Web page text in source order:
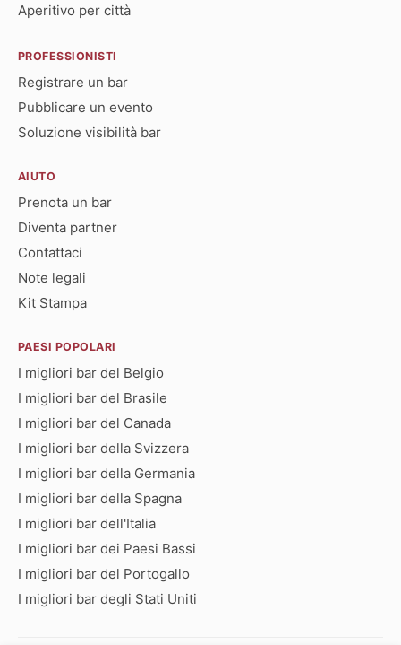
Aperitivo per città
PROFESSIONISTI
Registrare un bar
Pubblicare un evento
Soluzione visibilità bar
AIUTO
Prenota un bar
Diventa partner
Contattaci
Note legali
Kit Stampa
PAESI POPOLARI
I migliori bar del Belgio
I migliori bar del Brasile
I migliori bar del Canada
I migliori bar della Svizzera
I migliori bar della Germania
I migliori bar della Spagna
I migliori bar dell'Italia
I migliori bar dei Paesi Bassi
I migliori bar del Portogallo
I migliori bar degli Stati Uniti